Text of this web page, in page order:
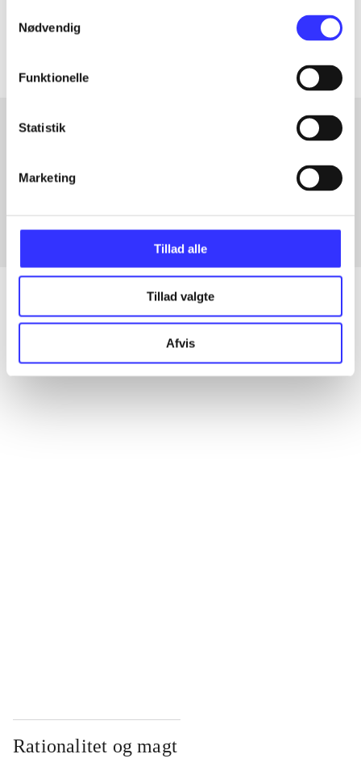
Nødvendig
Funktionelle
Statistik
Marketing
Tillad alle
Tillad valgte
Afvis
Artiklerne i
Fra
Alle registrerede artikler fordelt på udgivelser
Rationalitet og magt